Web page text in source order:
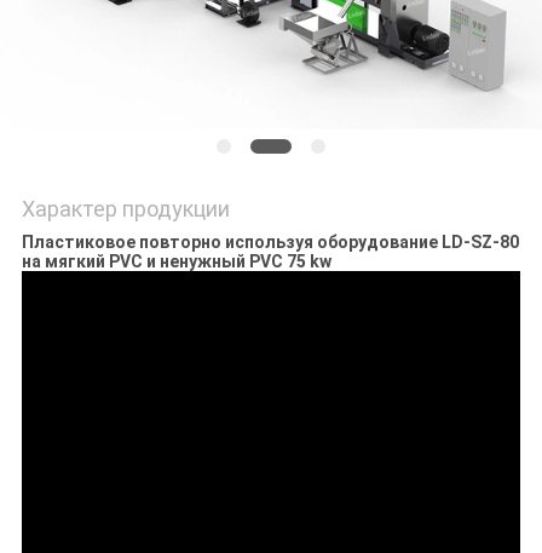
Характер продукции
Пластиковое повторно используя оборудование LD-SZ-80
на мягкий PVC и ненужный PVC 75 kw